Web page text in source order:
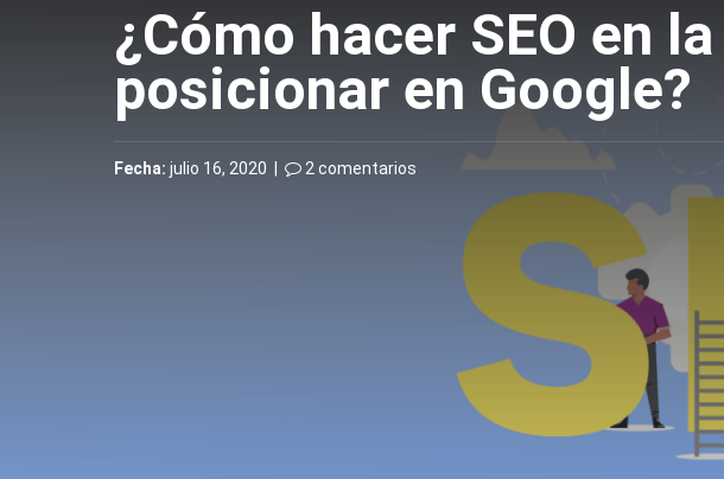
¿Cómo hacer SEO en
posicionar en Google?
Fecha: julio 16, 2020 | 2 comentarios